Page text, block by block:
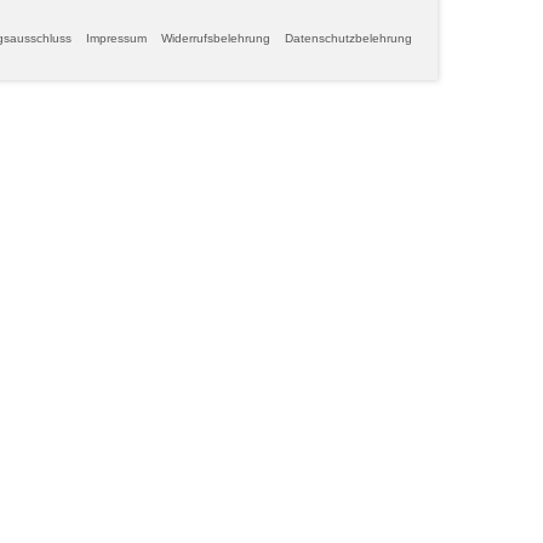
Impressum Widerrufsbelehrung Datenschutzbelehrung